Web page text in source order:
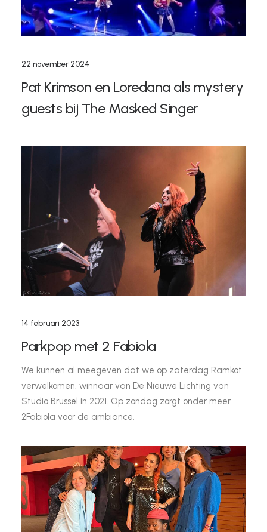
22 november 2024
Pat Krimson en Loredana als mystery
guests bij The Masked Singer
14 februari 2023
Parkpop met 2 Fabiola
We kunnen al meegeven dat we op zaterdag Ramkot
verwelkomen, winnaar van De Nieuwe Lichting van
Studio Brussel in 2021. Op zondag zorgt onder meer
2Fabiola voor de ambiance.